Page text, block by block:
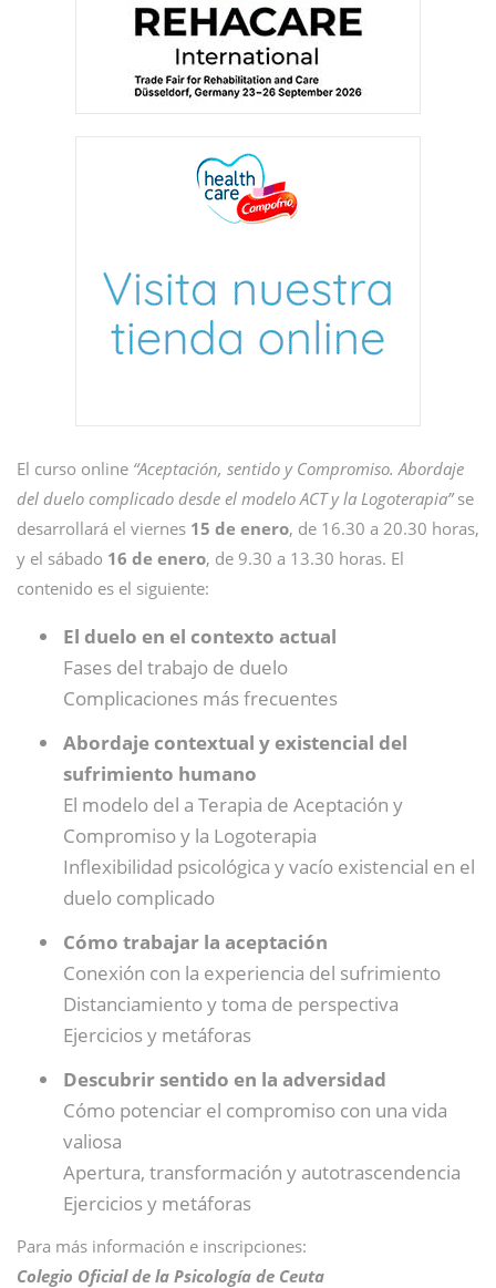
El curso online “Aceptación, sentido y Compromiso. Abordaje
del duelo complicado desde el modelo ACT y la Logoterapia”se
desarrollará el viernes 15 de enero, de 16.30 a 20.30 horas,
y el sábado 16 de enero, de 9.30 a 13.30 horas. El
contenido es el siguiente:
El duelo en el contexto actual
Fases del trabajo de duelo
Complicaciones más frecuentes
Abordaje contextual y existencial del
sufrimiento humano
El modelo del a Terapia de Aceptación y
Compromiso y la Logoterapia
Inflexibilidad psicológica y vacío existencial en el
duelo complicado
Cómo trabajar la aceptación
Conexión con la experiencia del sufrimiento
Distanciamiento y toma de perspectiva
Ejercicios y metáforas
Descubrir sentido en la adversidad
Cómo potenciar el compromiso con una vida
valiosa
Apertura, transformación y autotrascendencia
Ejercicios y metáforas
Para más información e inscripciones:
Colegio Oficial de la Psicología de Ceuta